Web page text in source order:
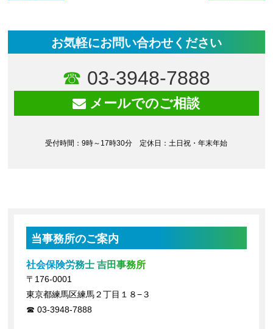
お気軽にお問い合わせください
03-3948-7888
メールでのご相談
受付時間：9時～17時30分 定休日：土日祝・年末年始
当事務所のご案内
社会保険労務士 吉田事務所
〒176-0001
東京都練馬区練馬２丁目１８−３
03-3948-7888